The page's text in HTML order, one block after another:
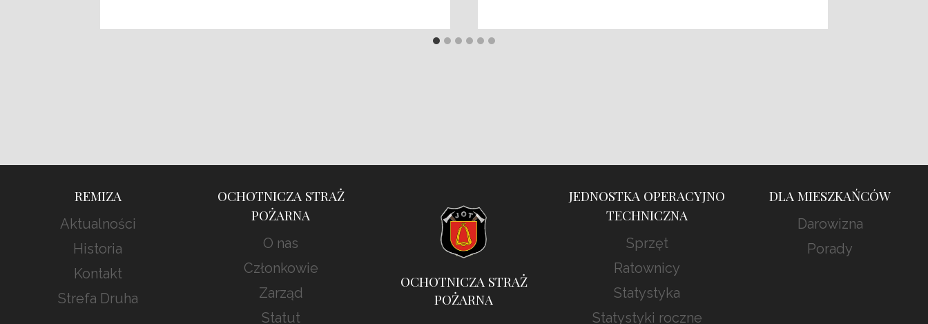
REMIZA
Aktualności
Historia
Kontakt
Strefa Druha
OCHOTNICZA STRAŻ
POŻARNA
O nas
Członkowie
Zarząd
Statut
OCHOTNICZA STRAŻ
POŻARNA
JEDNOSTKA OPERACYJNO
TECHNICZNA
Sprzęt
Ratownicy
Statystyka
Statystyki roczne
DLA MIESZKAŃCÓW
Darowizna
Porady